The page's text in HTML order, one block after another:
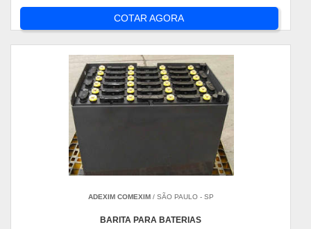
COTAR AGORA
ADEXIM COMEXIM/ SÃO PAULO - SP
BARITA PARA BATERIAS